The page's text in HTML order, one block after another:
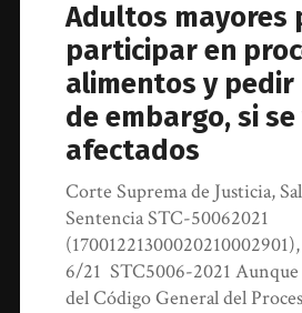
Adultos mayores
participar en
alimentos y pedir
de embargo, si se
afectados
Corte Suprema de Justicia,
Sentencia STC-50062021
6/21 STC5006-2021
del Código General del